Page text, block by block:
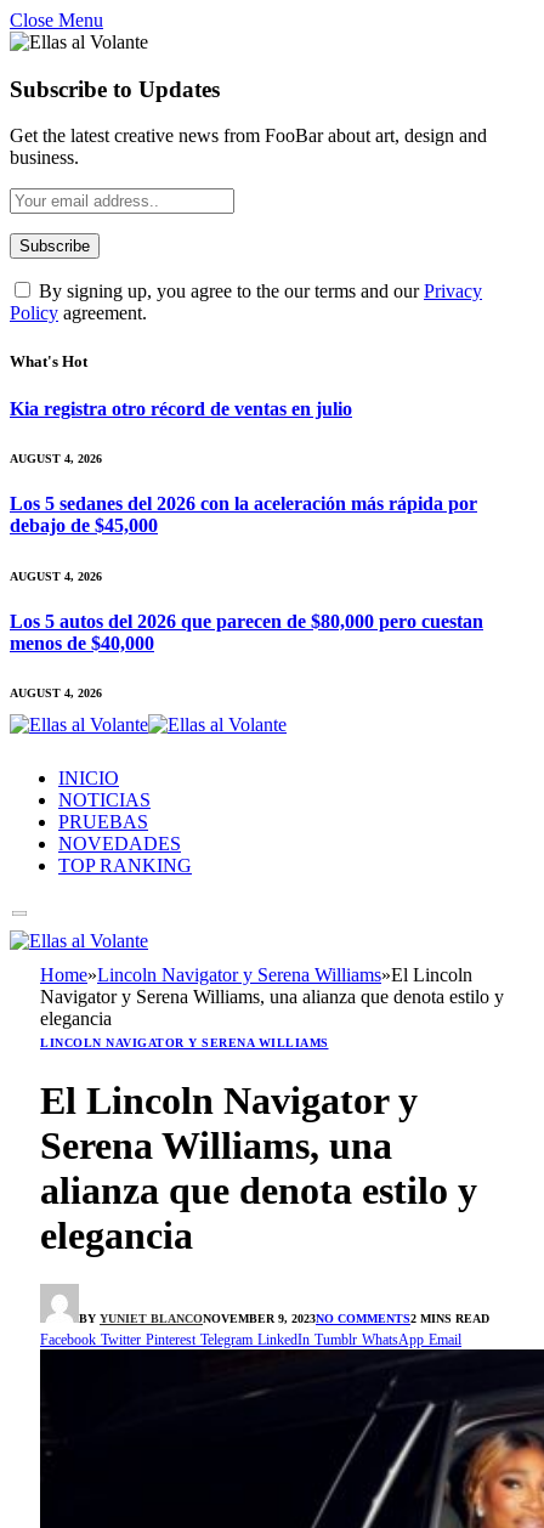
Close Menu
Subscribe to Updates
Get the latest creative news from FooBar about art, design and
business.
By signing up, you agree to the our terms and ourPrivacy
Policy agreement.
What's Hot
Kia registra otro récord de ventas en julio
AUGUST 4, 2026
Los 5 sedanes del 2026 con la aceleración más rápida por
debajo de $45,000
AUGUST 4, 2026
Los 5 autos del 2026 que parecen de $80,000 pero cuestan
menos de $40,000
AUGUST 4, 2026
INICIO
NOTICIAS
PRUEBAS
NOVEDADES
TOP RANKING
Home»Lincoln Navigator y Serena Williams»El Lincoln
Navigator y Serena Williams, una alianza que denota estilo y
elegancia
LINCOLN NAVIGATOR Y SERENA WILLIAMS
El Lincoln Navigator y
Serena Williams, una
alianza que denota estilo y
elegancia
BY YUNIET BLANCONOVEMBER 9, 2023NO COMMENTS2 MINS READ
Facebook Twitter Pinterest Telegram LinkedIn Tumblr WhatsApp Email